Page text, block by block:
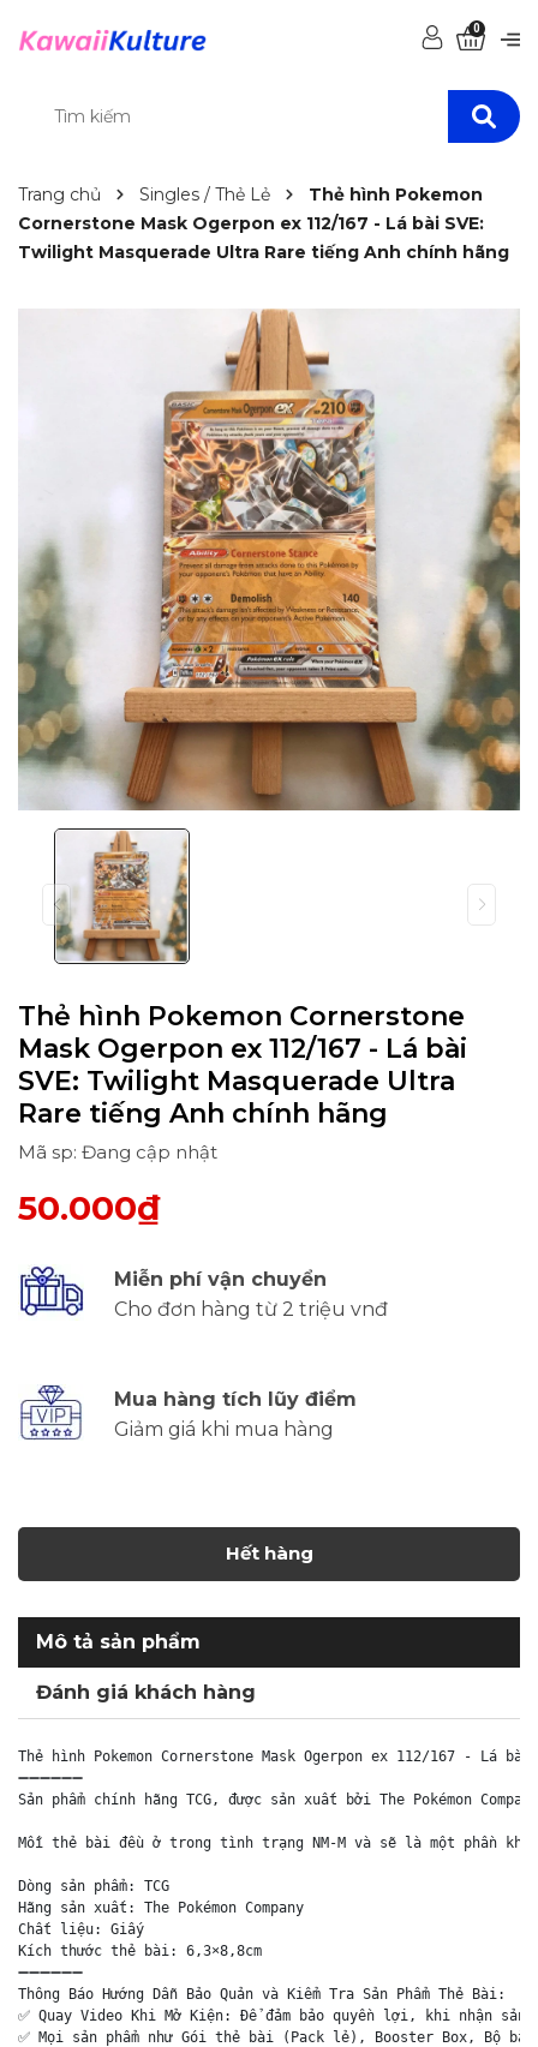
0
Trang chủ Singles / Thẻ Lẻ
Thẻ hình Pokemon
Cornerstone Mask Ogerpon ex 112/167 - Lá bài SVE:
Twilight Masquerade Ultra Rare tiếng Anh chính hãng
Thẻ hình Pokemon Cornerstone
Mask Ogerpon ex 112/167 - Lá bài
SVE: Twilight Masquerade Ultra
Rare tiếng Anh chính hãng
Mã sp: Đang cập nhật
50.000₫
Miễn phí vận chuyển
Cho đơn hàng từ 2 triệu vnđ
Mua hàng tích lũy điểm
Giảm giá khi mua hàng
Hết hàng
Mô tả sản phẩm
Đánh giá khách hàng
Thẻ hình Pokemon Cornerstone Mask Ogerpon ex 112/167 - Lá
➖➖➖➖➖➖
Sản phẩm chính hãng TCG, được sản xuất bởi The Pokémon
Mỗi thẻ bài đều ở trong tình trạng NM-M và sẽ là một phần
Dòng sản phẩm: TCG
Hãng sản xuất: The Pokémon Company
Chất liệu: Giấy
Kích thước thẻ bài: 6,3×8,8cm
➖➖➖➖➖➖
Thông Báo Hướng Dẫn Bảo Quản và Kiểm Tra Sản Phẩm Thẻ Bài:
✅ Quay Video Khi Mở Kiện: Để đảm bảo quyền lợi, khi nhận
✅ Mọi sản phẩm như Gói thẻ bài (Pack lẻ), Booster Box, Bộ